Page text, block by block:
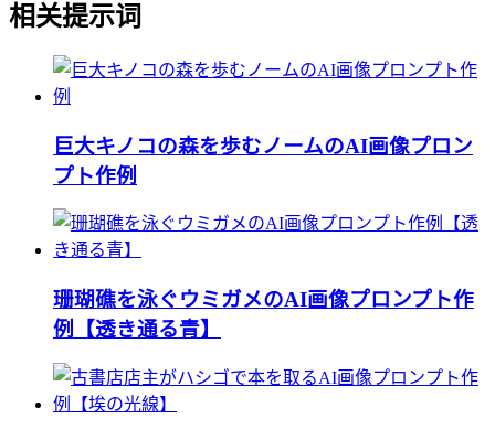
相关提示词
巨大キノコの森を歩むノームのAI画像プロン
プト作例
珊瑚礁を泳ぐウミガメのAI画像プロンプト作
例【透き通る青】